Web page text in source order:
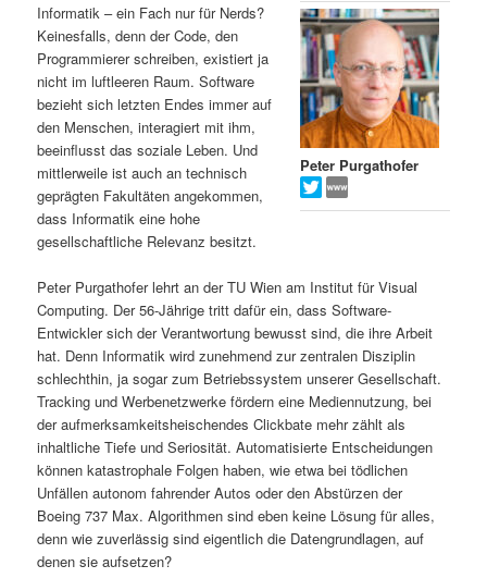
l
t
s
p
r
i
n
g
e
n
h
a
l
t
s
p
r
i
n
g
e
Peter Purgathofer
Informatik – ein Fach nur für Nerds?
Keinesfalls, denn der Code, den
Programmierer schreiben, existiert ja
nicht im luftleeren Raum. Software
bezieht sich letzten Endes immer auf
den Menschen, interagiert mit ihm,
beeinflusst das soziale Leben. Und
mittlerweile ist auch an technisch
geprägten Fakultäten angekommen,
dass Informatik eine hohe
gesellschaftliche Relevanz besitzt.
Peter Purgathofer lehrt an der TU Wien am Institut für Visual
Computing. Der 56-Jährige tritt dafür ein, dass Software-
Entwickler sich der Verantwortung bewusst sind, die ihre Arbeit
hat. Denn Informatik wird zunehmend zur zentralen Disziplin
schlechthin, ja sogar zum Betriebssystem unserer Gesellschaft.
Tracking und Werbenetzwerke fördern eine Mediennutzung, bei
der aufmerksamkeitsheischendes Clickbate mehr zählt als
inhaltliche Tiefe und Seriosität. Automatisierte Entscheidungen
können katastrophale Folgen haben, wie etwa bei tödlichen
Unfällen autonom fahrender Autos oder den Abstürzen der
Boeing 737 Max. Algorithmen sind eben keine Lösung für alles,
denn wie zuverlässig sind eigentlich die Datengrundlagen, auf
denen sie aufsetzen?